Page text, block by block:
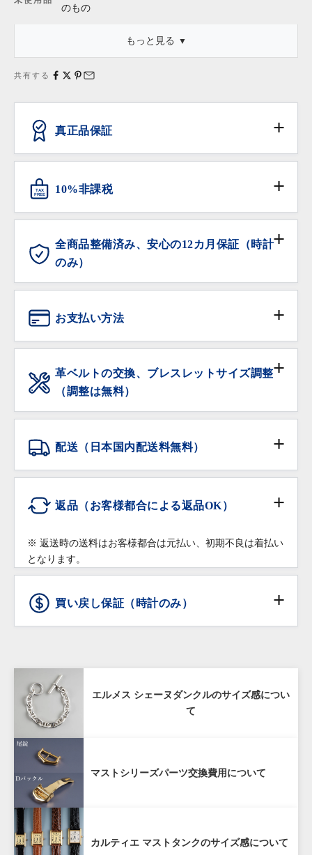
のもの
・「新品同様」等の記述は商品本体についてのものであり、これ
状態は含みません。
もっと見る
共有する
真正品保証
ANTIQURIOUSでは、消費者の皆様が安心してお買い
物いただけるよう、日本流通自主管理協会（略称
AACD）に加盟し、不正商品の流通防止と排除の活動
に努めています。
TAX
FREE 10%非課税
対象となる海外からの旅行者の方は免税サービスをご
利用いただけます。
全商品整備済み、安心の12カ月保証（時計
のみ）
ANTIQURIOUSでは、大切なお時計を末長くご愛用い
ただけるよう、販売前の全てのお時計にオーバーホー
ル（分解洗浄及び精度調整、クォーツ時計は電池交換
を含む）を施してから販売しております。
※ 過去3年以内にオーバーホールされた個体は除きま
す。
保証期間内の自然故障は無料で修理・調整をいたしま
理対応となりますので予めご了承ください。
修理・調整をご希望の場合は保証書をご提示の上、お
革ベルトなどの消耗品、ガラス・ケースなどの汚れ、
傷などの外観上の変化につきましては保証の対象外と
お支払い方法
クレジットカード
用いただけます
※ ショッピングローンのお申込みは店頭でのみご利用
頂けます。オンラインショッピングではご利用頂けま
せんので予めご了承下さい。
ショッピングローンは10回までは無金利となります。
革ベルトの交換、ブレスレットサイズ調整
（調整は無料）
サイズ調整をご希望の場合は、ご注文時に「サイズ調
整希望」の旨をご記入下さい。無料にてご希望のサイ
ズに調整いたします。
在庫がある品物は即日お渡し可能です。
※ コマを付け足す場合は、有料になることもございま
すのでご相談下さい。
配送（日本国内配送料無料）
配送会社:ヤマト運輸・佐川急便
佐川急便の受取人確認サポートでの配送となりま
す。
返品（お客様都合による返品OK）
返品条件
通信販売で購入した商品であること
商品お受け取り後、到着翌日までにご連絡をいた
商品からタグが外されておらず未使用であること
配送先が日本国内であること
お客様の責による傷や破損がないこと
※ 返送時の送料はお客様都合は元払い、初期不良は着払い
となります。
買い戻し保証（時計のみ）
80%
購入価格の80%（税抜き）で1年間買い戻し
購入商品のお買取額を一定期間保証する「買戻し保
証」サービスをご提供しております。
当店で購入された時計を再度当店にお売りいただく場
合、ご購入から１年以内であれば購入価格の80%（税
抜き）で買い戻しいたします。
エルメス シェーヌダンクルのサイズ感につい
て
マストシリーズパーツ交換費用について
カルティエ マストタンクのサイズ感について